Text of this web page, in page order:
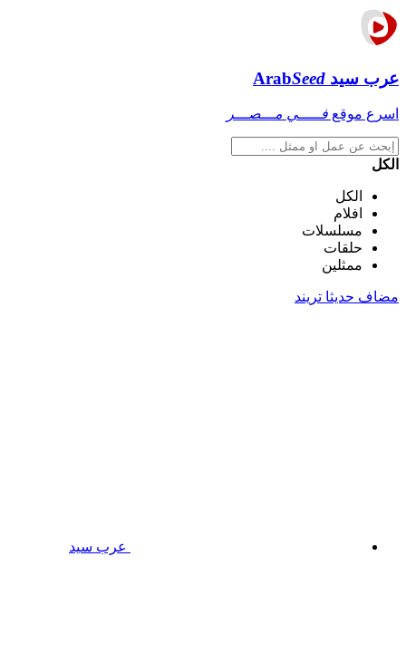
عرب سيد ArabSeed
اسرع موقع فـــــي مـــصـــر
الكل
الكل
افلام
مسلسلات
حلقات
ممثلين
مضاف حديثا تريند
عرب سيد